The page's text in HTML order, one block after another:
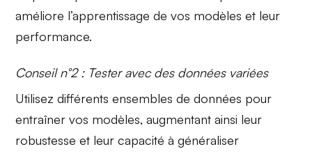
améliore l’apprentissage de vos modèles et leur
performance.
Conseil n°2 : Tester avec des données variées
Utilisez différents ensembles dedonnées pour
entraîner vos modèles, augmentant ainsi leur
robustesse et leur capacité à généraliser